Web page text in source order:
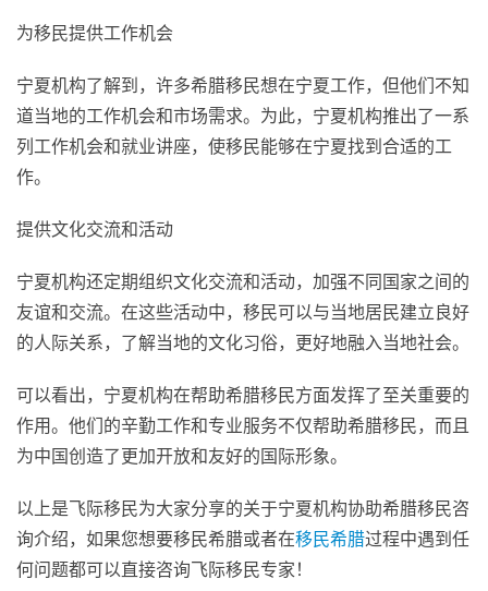
为移民提供工作机会
宁夏机构了解到，许多希腊移民想在宁夏工作，但他们不知
道当地的工作机会和市场需求。为此，宁夏机构推出了一系
列工作机会和就业讲座，使移民能够在宁夏找到合适的工
作。
提供文化交流和活动
宁夏机构还定期组织文化交流和活动，加强不同国家之间的
友谊和交流。在这些活动中，移民可以与当地居民建立良好
的人际关系，了解当地的文化习俗，更好地融入当地社会。
可以看出，宁夏机构在帮助希腊移民方面发挥了至关重要的
作用。他们的辛勤工作和专业服务不仅帮助希腊移民，而且
为中国创造了更加开放和友好的国际形象。
以上是飞际移民为大家分享的关于宁夏机构协助希腊移民咨
询介绍，如果您想要移民希腊或者在移民希腊过程中遇到任
何问题都可以直接咨询飞际移民专家！